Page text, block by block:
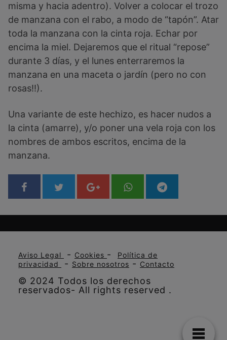
misma y hacia adentro). Volver a colocar el trozo
de manzana con el rabo, a modo de “tapón”. Atar
toda la manzana con la cinta roja. Echar por
encima la miel. Dejaremos que el ritual “repose”
durante 3 días, y el lunes enterraremos la
manzana en una maceta o jardín (pero no con
rosas!!).
Una variante de este hechizo, es hacer nudos a
la cinta (amarre), y/o poner una vela roja con los
nombres de ambos escritos, encima de la
manzana.
Aviso Legal - Cookies -
Política de
privacidad
- Sobre nosotros - Contacto
© 2024 Todos los derechos
reservados- All rights reserved .